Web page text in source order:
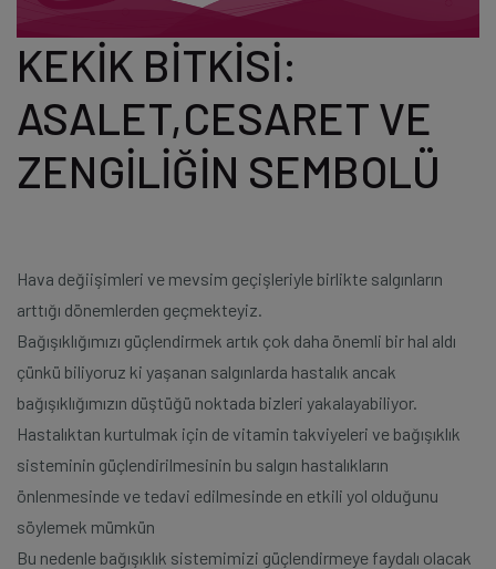
KEKİK BİTKİSİ:
ASALET,CESARET VE
ZENGİLİĞİN SEMBOLÜ
Hava değiişimleri ve mevsim geçişleriyle birlikte salgınların
arttığı dönemlerden geçmekteyiz.
Bağışıklığımızı güçlendirmek artık çok daha önemli bir hal aldı
çünkü biliyoruz ki yaşanan salgınlarda hastalık ancak
bağışıklığımızın düştüğü noktada bizleri yakalayabiliyor.
Hastalıktan kurtulmak için de vitamin takviyeleri ve bağışıklık
sisteminin güçlendirilmesinin bu salgın hastalıkların
önlenmesinde ve tedavi edilmesinde en etkili yol olduğunu
söylemek mümkün
Bu nedenle bağışıklık sistemimizi güçlendirmeye faydalı olacak